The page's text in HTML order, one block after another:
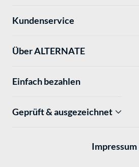
Kundenservice
Über ALTERNATE
Einfach bezahlen
Geprüft & ausgezeichnet
Impressum